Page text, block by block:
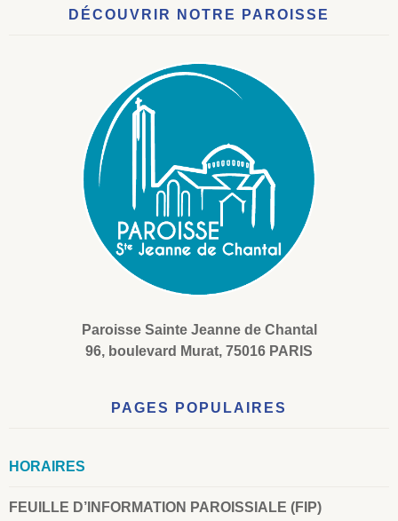
DÉCOUVRIR NOTRE PAROISSE
Paroisse Sainte Jeanne de Chantal
96, boulevard Murat, 75016 PARIS
PAGES POPULAIRES
HORAIRES
FEUILLE D’INFORMATION PAROISSIALE (FIP)